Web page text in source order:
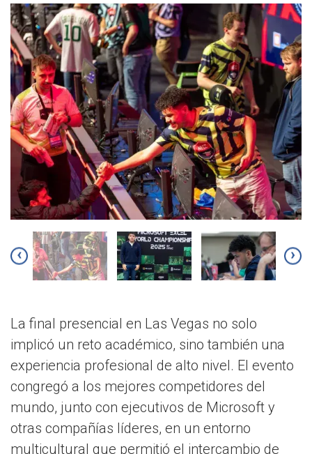
‹ ›
La final presencial en Las Vegas no solo
implicó un reto académico, sino también una
experiencia profesional de alto nivel. El evento
congregó a los mejores competidores del
mundo, junto con ejecutivos de Microsoft y
otras compañías líderes, en un entorno
multicultural que permitió el intercambio de